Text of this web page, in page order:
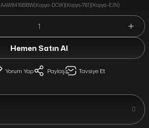
AAW8416BBW(Kopya-DCW)(Kopya-761)(Kopya-EJN)
Hemen Satın Al
Yorum Yap Paylaş
Tavsiye Et